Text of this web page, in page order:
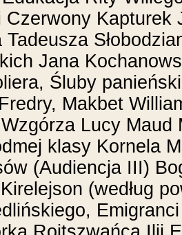
Czerwony Kapturek
Tadeusza
Jana
Śluby
Makbet
Lucy Maud
klasy Kornela
(Audiencja III)
(według